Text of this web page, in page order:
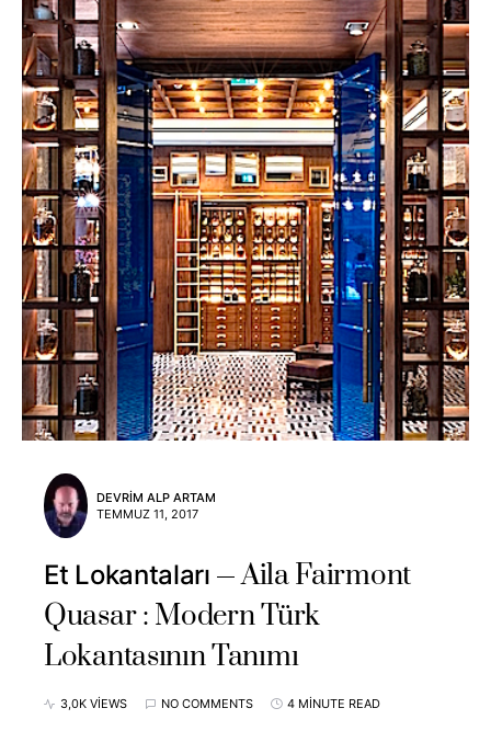
DEVRIM ALP ARTAM
TEMMUZ 11, 2017
Et Lokantaları
Aila Fairmont
Quasar : Modern Türk
Lokantasının Tanımı
3,0K VIEWS NO COMMENTS 4 MINUTE READ